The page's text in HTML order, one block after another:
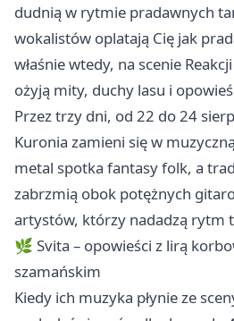
dudnią w rytmie pradawnych
wokalistów oplatają Cię jak
właśnie wtedy, na scenie
ożyją mity, duchy lasu i
Przez trzy dni, od 22 do 24
Kuronia zamieni się w
metal spotka fantasy folk, a
zabrzmią obok potężnych
artystów, którzy nadadzą rytm
🌿 Svita – opowieści z lirą
szamańskim
Kiedy ich muzyka płynie ze